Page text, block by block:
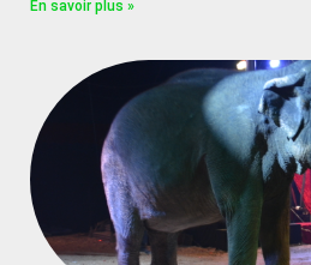
En savoir plus »